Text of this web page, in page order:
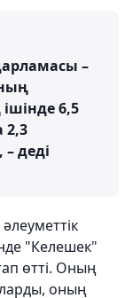
–
6,5
2,3
деді
"Келешек"
өтті. Оның
оның